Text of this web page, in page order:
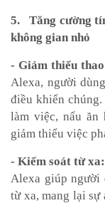
5. Tăng cường
không gian nhỏ
- Giảm thiểu
Alexa, người
điều khiển
làm việc, nấu ăn
giảm thiểu việc
- Kiểm soát từ xa:
Alexa giúp người
từ xa, mang lại